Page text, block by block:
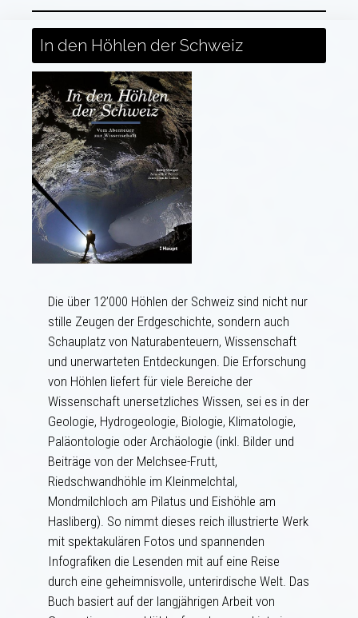
In den Höhlen der Schweiz
Die über 12’000 Höhlen der Schweiz sind nicht nur
stille Zeugen der Erdgeschichte, sondern auch
Schauplatz von Naturabenteuern, Wissenschaft
und unerwarteten Entdeckungen. Die Erforschung
von Höhlen liefert für viele Bereiche der
Wissenschaft unersetzliches Wissen, sei es in der
Geologie, Hydrogeologie, Biologie, Klimatologie,
Paläontologie oder Archäologie (inkl. Bilder und
Beiträge von der Melchsee-Frutt,
Riedschwandhöhle im Kleinmelchtal,
Mondmilchloch am Pilatus und Eishöhle am
Hasliberg). So nimmt dieses reich illustrierte Werk
mit spektakulären Fotos und spannenden
Infografiken die Lesenden mit auf eine Reise
durch eine geheimnisvolle, unterirdische Welt. Das
Buch basiert auf der langjährigen Arbeit von